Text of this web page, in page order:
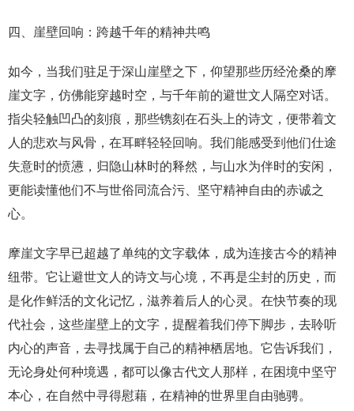
四、崖壁回响：跨越千年的精神共鸣
如今，当我们驻足于深山崖壁之下，仰望那些历经沧桑的摩
崖文字，仿佛能穿越时空，与千年前的避世文人隔空对话。
指尖轻触凹凸的刻痕，那些镌刻在石头上的诗文，便带着文
人的悲欢与风骨，在耳畔轻轻回响。我们能感受到他们仕途
失意时的愤懑，归隐山林时的释然，与山水为伴时的安闲，
更能读懂他们不与世俗同流合污、坚守精神自由的赤诚之
心。
摩崖文字早已超越了单纯的文字载体，成为连接古今的精神
纽带。它让避世文人的诗文与心境，不再是尘封的历史，而
是化作鲜活的文化记忆，滋养着后人的心灵。在快节奏的现
代社会，这些崖壁上的文字，提醒着我们停下脚步，去聆听
内心的声音，去寻找属于自己的精神栖居地。它告诉我们，
无论身处何种境遇，都可以像古代文人那样，在困境中坚守
本心，在自然中寻得慰藉，在精神的世界里自由驰骋。